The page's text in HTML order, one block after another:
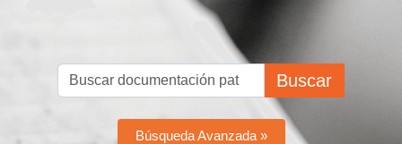
Buscar
Búsqueda Avanzada »